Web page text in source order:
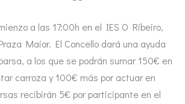
a las 17:00h en el IES O Ribeiro,
Maior. El Concello dará una ayuda
a los que se podrán sumar 150€ en
carroza y 100€ más por actuar en
recibirán 5€ por participante en el